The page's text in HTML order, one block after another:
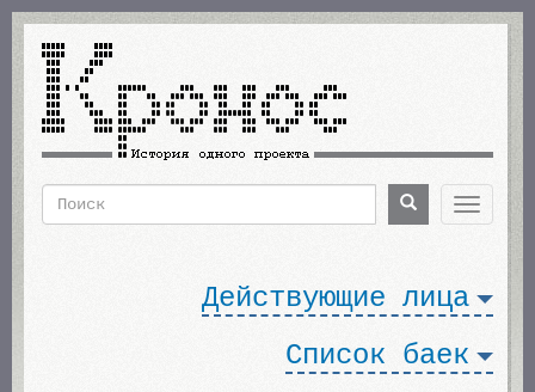
Перейти
основному
содержанию
Поиск Поиск
Toggle
Действующие лица
Список баек